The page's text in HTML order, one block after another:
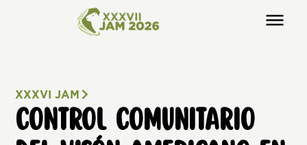
XXXVI JAM
CONTROL COMUNITARIO